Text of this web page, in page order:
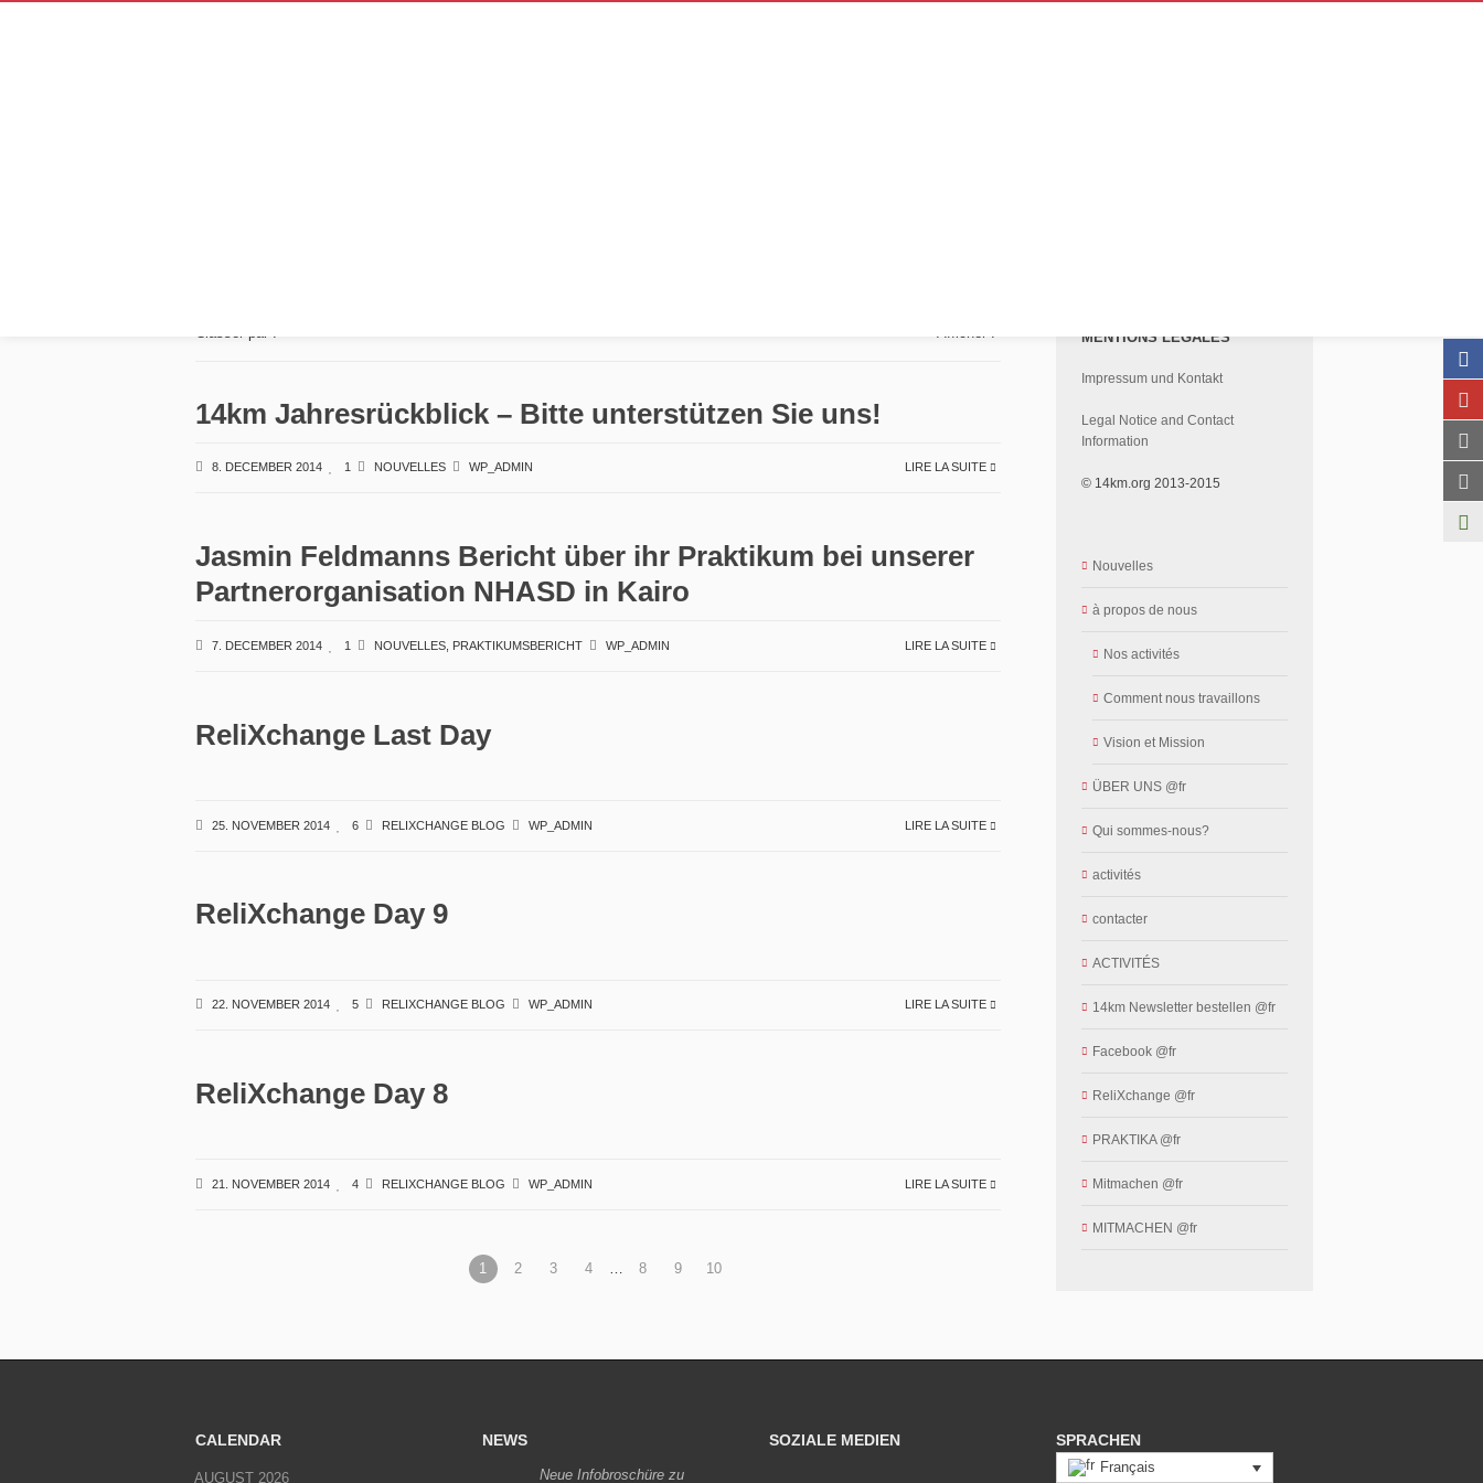
14km Jahresrückblick – Bitte unterstützen Sie uns!
8. DECEMBER 2014 1 NOUVELLES WP_ADMIN LIRE LA SUITE
Jasmin Feldmanns Bericht über ihr Praktikum bei unserer
Partnerorganisation NHASD in Kairo
7. DECEMBER 2014 1 NOUVELLES, PRAKTIKUMSBERICHT WP_ADMIN LIRE LA SUITE
ReliXchange Last Day
25. NOVEMBER 2014 6 RELIXCHANGE BLOG WP_ADMIN LIRE LA SUITE
ReliXchange Day 9
22. NOVEMBER 2014 5 RELIXCHANGE BLOG WP_ADMIN LIRE LA SUITE
ReliXchange Day 8
21. NOVEMBER 2014 4 RELIXCHANGE BLOG WP_ADMIN LIRE LA SUITE
1 2 3 4 8 9 10
MENTIONS LÉGALES
Impressum und Kontakt
Legal Notice and Contact
Information
© 14km.org 2013-2015
Nouvelles
à propos de nous
Nos activités
Comment nous travaillons
Vision et Mission
ÜBER UNS @fr
Qui sommes-nous?
activités
contacter
ACTIVITÉS
14km Newsletter bestellen @fr
Facebook @fr
ReliXchange @fr
PRAKTIKA @fr
Mitmachen @fr
MITMACHEN @fr
CALENDAR
AUGUST 2026
NEWS
Neue Infobroschüre zu
SOZIALE MEDIEN SPRACHEN
Français